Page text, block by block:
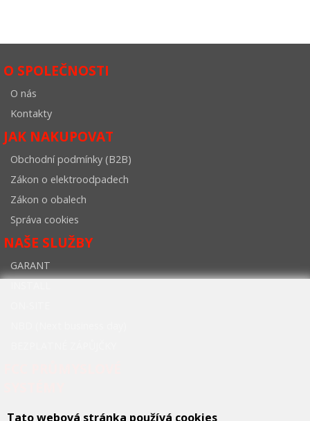
O SPOLEČNOSTI
O nás
Kontakty
JAK NAKUPOVAT
Obchodní podmínky (B2B)
Zákon o elektroodpadech
Zákon o obalech
Správa cookies
NAŠE SLUŽBY
GARANT
Tato webová stránka používá cookies